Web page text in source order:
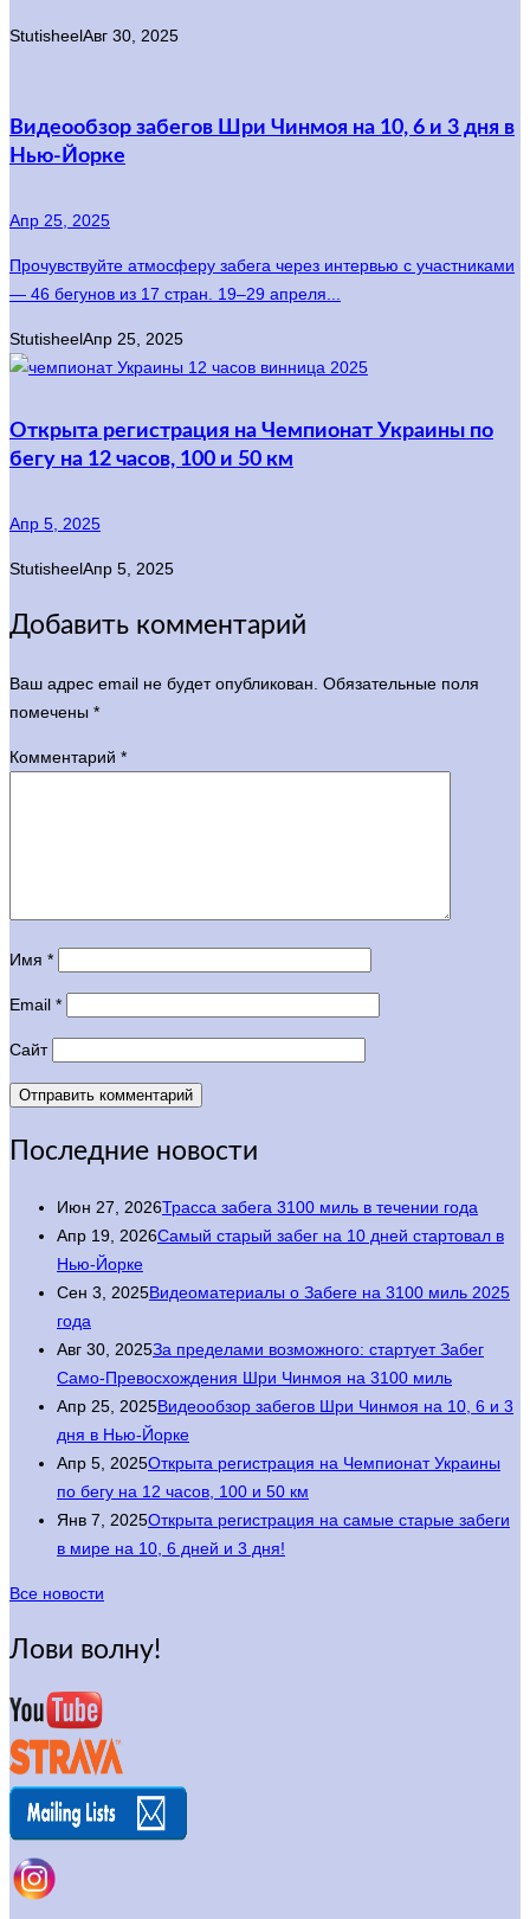
StutisheelАвг 30, 2025
Видеообзор забегов Шри Чинмоя на 10, 6 и 3 дня в
Нью-Йорке
Апр 25, 2025
Прочувствуйте атмосферу забега через интервью с участниками
— 46 бегунов из 17 стран. 19–29 апреля...
StutisheelАпр 25, 2025
Открыта регистрация на Чемпионат Украины по
бегу на 12 часов, 100 и 50 км
Апр 5, 2025
StutisheelАпр 5, 2025
Добавить комментарий
Ваш адрес email не будет опубликован. Обязательные поля
помечены *
Комментарий *
Имя *
Email *
Сайт
Последние новости
Июн 27, 2026Трасса забега 3100 миль в течении года
Апр 19, 2026Самый старый забег на 10 дней стартовал в
Нью-Йорке
Сен 3, 2025Видеоматериалы о Забеге на 3100 миль 2025
года
Авг 30, 2025За пределами возможного: стартует Забег
Само-Превосхождения Шри Чинмоя на 3100 миль
Апр 25, 2025Видеообзор забегов Шри Чинмоя на 10, 6 и 3
дня в Нью-Йорке
Апр 5, 2025Открыта регистрация на Чемпионат Украины
по бегу на 12 часов, 100 и 50 км
Янв 7, 2025Открыта регистрация на самые старые забеги
в мире на 10, 6 дней и 3 дня!
Все новости
Лови волну!